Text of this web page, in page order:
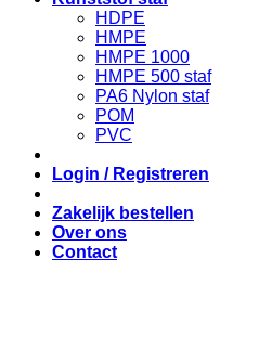
HDPE
HMPE
HMPE 1000
HMPE 500 staf
PA6 Nylon staf
POM
PVC
Login / Registreren
Zakelijk bestellen
Over ons
Contact